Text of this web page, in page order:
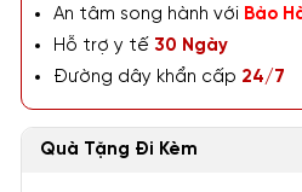
An tâm song hành với Bảo
Hỗ trợ y tế 30 Ngày
Đường dây khẩn cấp 24/7
Quà Tặng Đi Kèm